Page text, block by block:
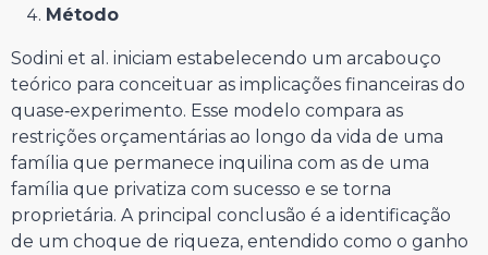
Método
Sodini et al. iniciam estabelecendo um arcabouço
teórico para conceituar as implicações financeiras do
quase‑experimento. Esse modelo compara as
restrições orçamentárias ao longo da vida de uma
família que permanece inquilina com as de uma
família que privatiza com sucesso e se torna
proprietária. A principal conclusão é a identificação
de um choque de riqueza, entendido como o ganho